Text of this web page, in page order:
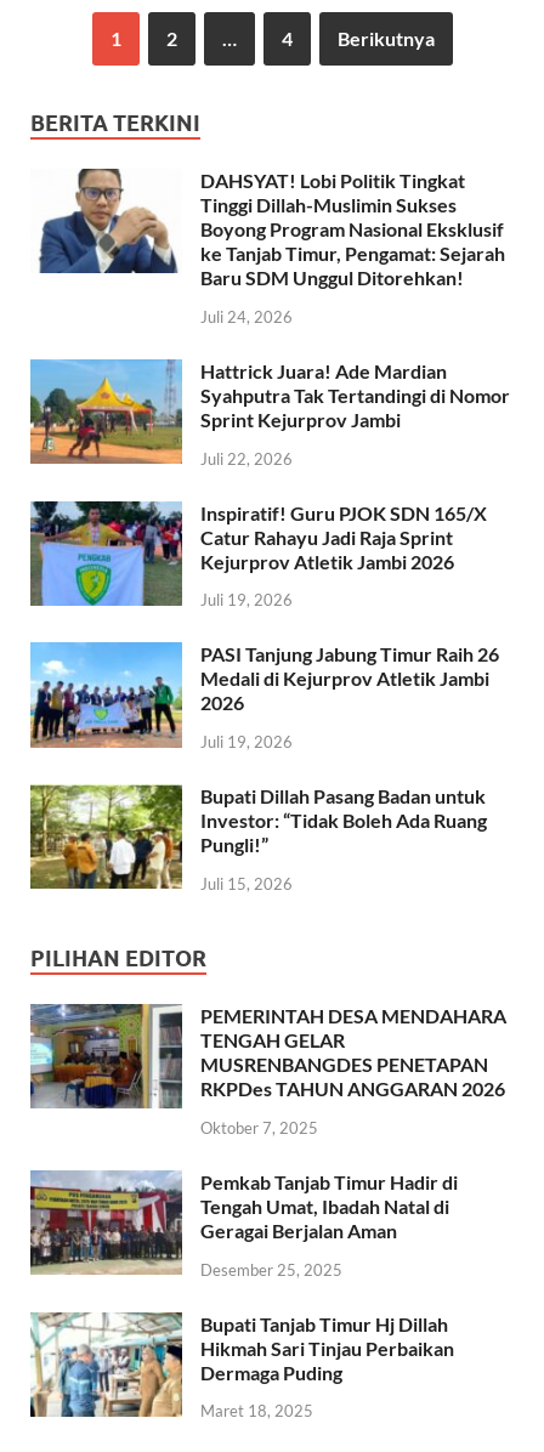
1 2 … 4 Berikutnya
BERITA TERKINI
DAHSYAT! Lobi Politik Tingkat
Tinggi Dillah-Muslimin Sukses
Boyong Program Nasional Eksklusif
ke Tanjab Timur, Pengamat: Sejarah
Baru SDM Unggul Ditorehkan!
Juli 24, 2026
Hattrick Juara! Ade Mardian
Syahputra Tak Tertandingi di Nomor
Sprint Kejurprov Jambi
Juli 22, 2026
Inspiratif! Guru PJOK SDN 165/X
Catur Rahayu Jadi Raja Sprint
Kejurprov Atletik Jambi 2026
Juli 19, 2026
PASI Tanjung Jabung Timur Raih 26
Medali di Kejurprov Atletik Jambi
2026
Juli 19, 2026
Bupati Dillah Pasang Badan untuk
Investor: “Tidak Boleh Ada Ruang
Pungli!”
Juli 15, 2026
PILIHAN EDITOR
PEMERINTAH DESA MENDAHARA
TENGAH GELAR
MUSRENBANGDES PENETAPAN
RKPDes TAHUN ANGGARAN 2026
Oktober 7, 2025
Pemkab Tanjab Timur Hadir di
Tengah Umat, Ibadah Natal di
Geragai Berjalan Aman
Desember 25, 2025
Bupati Tanjab Timur Hj Dillah
Hikmah Sari Tinjau Perbaikan
Dermaga Puding
Maret 18, 2025